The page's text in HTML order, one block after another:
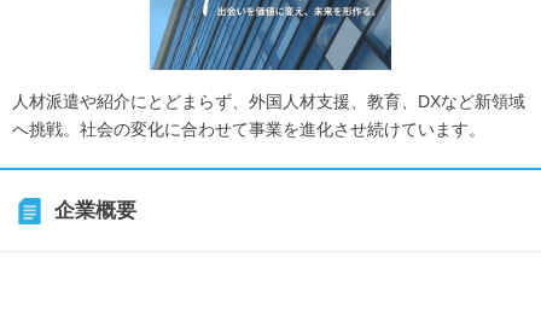
人材派遣や紹介にとどまらず、外国人材支援、教育、DXなど新領域
へ挑戦。社会の変化に合わせて事業を進化させ続けています。
企業概要